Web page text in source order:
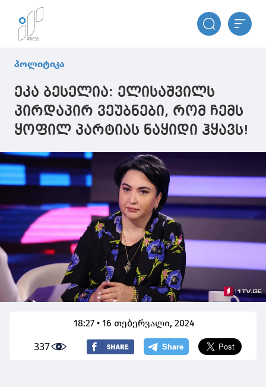
პოლიტიკა
ეკა ბესელია: ელისაშვილს
პირდაპირ ვეუბნები, რომ ჩემს
ყოფილ პარტიას ნაყიდი ჰყავს!
18:27 • 16 თებერვალი, 2024
337